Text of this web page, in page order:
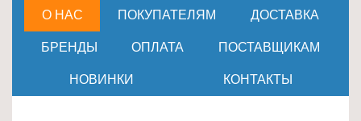
О НАС ПОКУПАТЕЛЯМ ДОСТАВКА
БРЕНДЫ ОПЛАТА ПОСТАВЩИКАМ
НОВИНКИ КОНТАКТЫ
+
Хозтовары